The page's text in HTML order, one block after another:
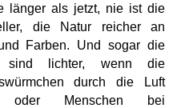
länger als jetzt, nie ist die
die Natur reicher an
Farben. Und sogar die
sind lichter, wenn die
durch die Luft
oder Menschen bei